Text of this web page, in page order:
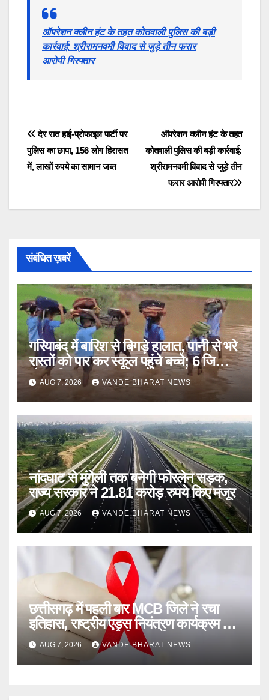
ऑपरेशन क्लीन हंट के तहत कोतवाली पुलिस की बड़ी
कार्रवाई: श्रीरामनवमी विवाद से जुड़े तीन फरार
आरोपी गिरफ्तार
Post
navigation
ऑपरेशन क्लीन हंट के तहत
कोतवाली पुलिस की बड़ी कार्रवाई:
श्रीरामनवमी विवाद से जुड़े तीन
फरार आरोपी गिरफ्तार
देर रात हाई-प्रोफाइल पार्टी पर
पुलिस का छापा, 156 लोग हिरासत
में, लाखों रुपये का सामान जब्त
संबंधित ख़बरें
गरियाबंद में बारिश से बिगड़े हालात, पानी से भरे
रास्तों को पार कर स्कूल पहुंचे बच्चे; 6 जिलों में
मौसम विभाग का अलर्ट
AUG 7, 2026 VANDE BHARAT NEWS
नांदघाट से मुंगेली तक बनेगी फोरलेन सड़क,
राज्य सरकार ने 21.81 करोड़ रुपये किए मंजूर
AUG 7, 2026 VANDE BHARAT NEWS
छत्तीसगढ़ में पहली बार MCB जिले ने रचा
इतिहास, राष्ट्रीय एड्स नियंत्रण कार्यक्रम के
95-95-95 लक्ष्य को किया हासिल
AUG 7, 2026 VANDE BHARAT NEWS